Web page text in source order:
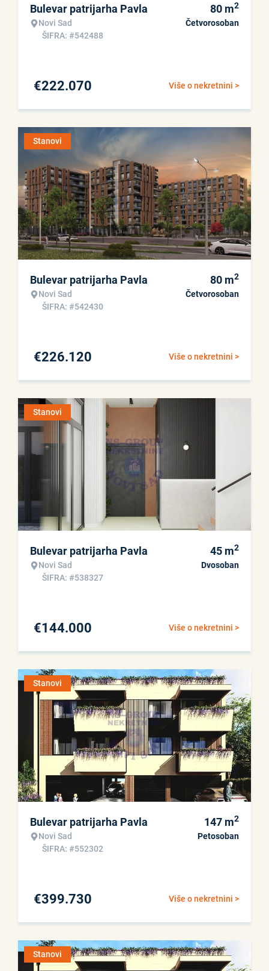
Bulevar patrijarha Pavla
Novi Sad
ŠIFRA: #542488
80 m2
Četvorosoban
Više o nekretnini >
€222.070
Stanovi
Bulevar patrijarha Pavla
Novi Sad
ŠIFRA: #542430
80 m2
Četvorosoban
Više o nekretnini >
€226.120
Stanovi
Bulevar patrijarha Pavla
Novi Sad
ŠIFRA: #538327
45 m2
Dvosoban
Više o nekretnini >
€144.000
Stanovi
Bulevar patrijarha Pavla
Novi Sad
ŠIFRA: #552302
147 m2
Petosoban
Više o nekretnini >
€399.730
Stanovi